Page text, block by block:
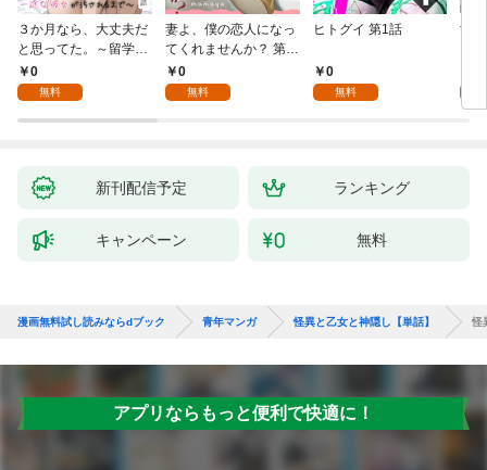
３か月なら、大丈夫だ
と思ってた。～留学し
た僕の留守中に、一途
な彼女が汚されるまで
0
無料
妻よ、僕の恋人になっ
てくれませんか？ 第1
話0
無料
ヒトグイ 第1話
0
無料
世
新刊配信予定 ランキング
キャンペーン 無料
漫画無料試し読みならdブック 青年マンガ 怪異と乙女と神隠し【単話】 怪
アプリならもっと便利で快適に！